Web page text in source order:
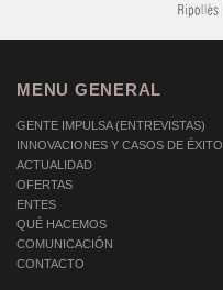
MENU GENERAL
GENTE IMPULSA (ENTREVISTAS)
INNOVACIONES Y CASOS DE ÉXITO
ACTUALIDAD
OFERTAS
ENTES
QUÉ HACEMOS
COMUNICACIÓN
CONTACTO